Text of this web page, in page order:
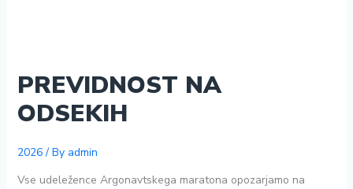
PREVIDNOST NA
ODSEKIH
2026/ By admin
Vse udeležence Argonavtskega maratona opozarjamo na